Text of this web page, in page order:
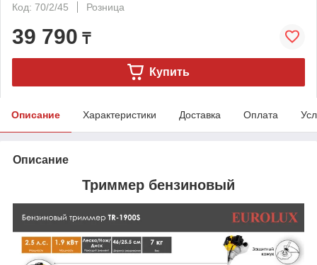
Код: 70/2/45
Розница
39 790 ₸
Купить
Описание Характеристики Доставка Оплата
Описание
Триммер бензиновый